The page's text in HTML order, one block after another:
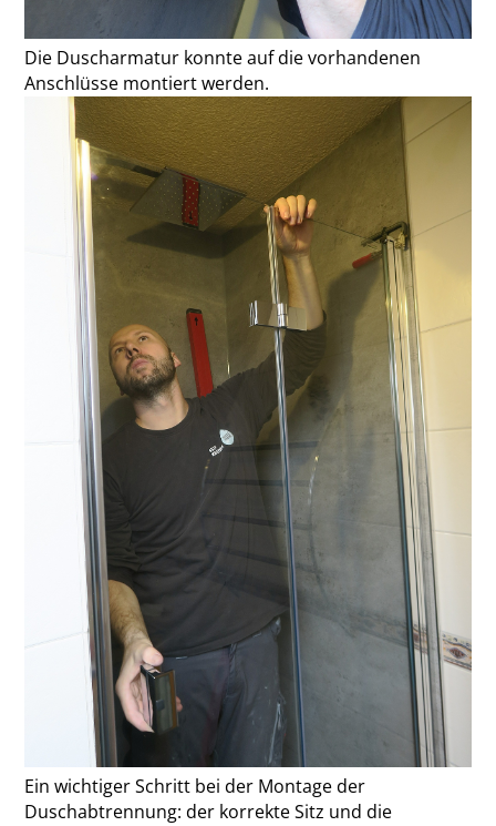
Die Duscharmatur konnte auf die vorhandenen
Anschlüsse montiert werden.
Ein wichtiger Schritt bei der Montage der
Duschabtrennung: der korrekte Sitz und die